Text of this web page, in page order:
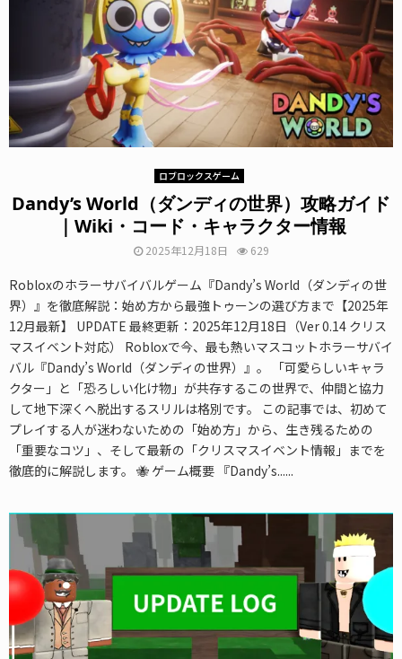
ロブロックスゲーム
Dandy’s World（ダンディの世界）攻略ガイド
｜Wiki・コード・キャラクター情報
2025年12月18日 629
Robloxのホラーサバイバルゲーム『Dandy’s World（ダンディの世
界）』を徹底解説：始め方から最強トゥーンの選び方まで【2025年
12月最新】 UPDATE 最終更新：2025年12月18日（Ver 0.14 クリス
マスイベント対応） Robloxで今、最も熱いマスコットホラーサバイ
バル『Dandy’s World（ダンディの世界）』。 「可愛らしいキャラ
クター」と「恐ろしい化け物」が共存するこの世界で、仲間と協力
して地下深くへ脱出するスリルは格別です。 この記事では、初めて
プレイする人が迷わないための「始め方」から、生き残るための
「重要なコツ」、そして最新の「クリスマスイベント情報」までを
徹底的に解説します。 🐝 ゲーム概要 『Dandy’s......